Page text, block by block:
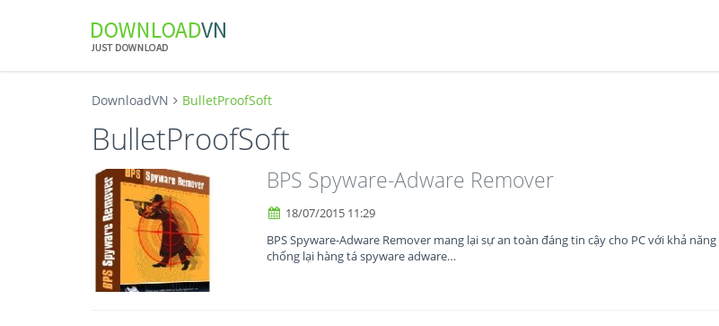
DownloadVN BulletProofSoft
BulletProofSoft
BPS Spyware-Adware Remover
18/07/2015 11:29
BPS Spyware-Adware Remover mang lại sự an toàn đáng tin cậy cho PC với khả
chống lại hàng tá spyware adware…